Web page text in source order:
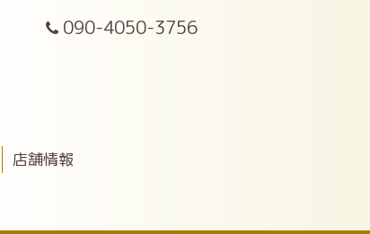
090-4050-3756
店舗情報